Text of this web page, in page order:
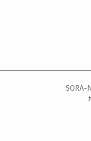
SORA-